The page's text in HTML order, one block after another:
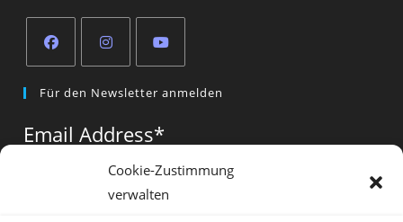
Cookie-Zustimmung
verwalten
in
new
in
new
in
new
tab
Für den Newsletter anmelden
Email Address*